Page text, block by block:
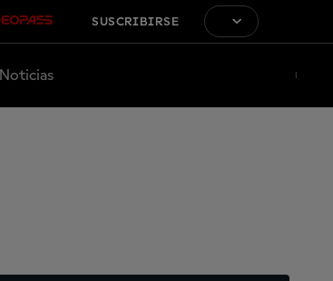
SUSCRIBIRSE
Noticias